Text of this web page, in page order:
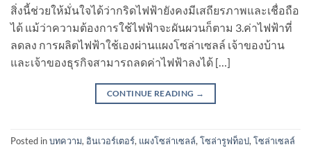
สิ่งนี้ช่วยให้มั่นใจได้ว่ากริดไฟฟ้ายังคงมีเสถียรภาพและเชื่อถือ
ได้ แม้ว่าความต้องการใช้ไฟฟ้าจะผันผวนก็ตาม 3.ค่าไฟฟ้าที่
ลดลง การผลิตไฟฟ้าใช้เองผ่านแผงโซล่าเซลล์ เจ้าของบ้าน
และเจ้าของธุรกิจสามารถลดค่าไฟฟ้าลงได้ […]
CONTINUE READING →
Posted inบทความ, อินเวอร์เตอร์, แผงโซล่าเซลล์, โซล่ารูฟท็อป, โซล่าเซลล์